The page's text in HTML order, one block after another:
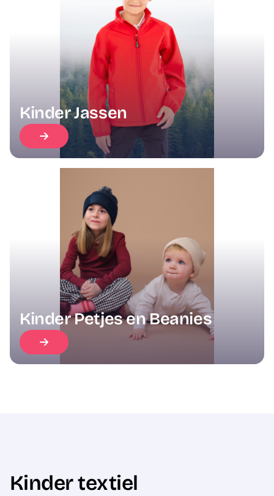
Kinder Jassen
Kinder Petjes en Beanies
Kinder textiel